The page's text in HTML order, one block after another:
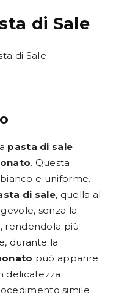
di Sale
pasta di sale
. Questa
e uniforme.
di sale, quella al
senza la
rendendola più
durante la
può apparire
delicatezza.
simile